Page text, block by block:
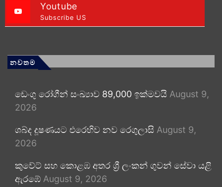
Youtube
Subscribe US
නවතම
ඩෙංගු රෝගීන් සංඛ්‍යාව 89,000 ඉක්මවයි August 9,
2026
ශබ්ද දූෂණයට එරෙහිව නව රෙගුලාසි August 9,
2026
කුවේට් සහ කොළඹ අතර ශ්‍රී ලංකන් ගුවන් සේවා යළි
ඇරඹේ August 9, 2026